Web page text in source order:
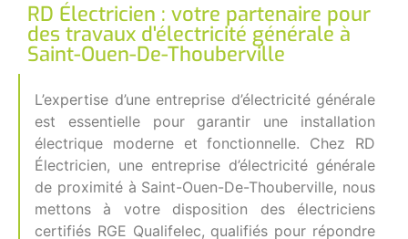
RD Électricien : votre partenaire pour
des travaux d'électricité générale à
Saint-Ouen-De-Thouberville
L’expertise d’une entreprise d’électricité générale
est essentielle pour garantir une installation
électrique moderne et fonctionnelle. Chez RD
Électricien, une entreprise d’électricité générale
de proximité à Saint-Ouen-De-Thouberville, nous
mettons à votre disposition des électriciens
certifiés RGE Qualifelec, qualifiés pour répondre